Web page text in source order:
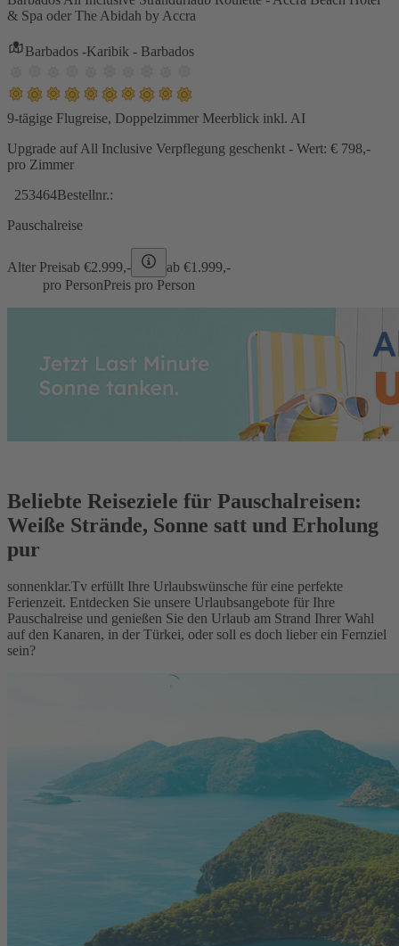
& Spa oder The Abidah by Accra
Barbados -Karibik - Barbados
9-tägige Flugreise, Doppelzimmer Meerblick inkl. AI
Upgrade auf All Inclusive Verpflegung geschenkt - Wert: € 798,-
pro Zimmer
253464Bestellnr.:
Pauschalreise
Alter Preisab €2.999,- ab €1.999,-
pro PersonPreis pro Person
Beliebte Reiseziele für Pauschalreisen:
Weiße Strände, Sonne satt und Erholung
pur
sonnenklar.Tv erfüllt Ihre Urlaubswünsche für eine perfekte
Ferienzeit. Entdecken Sie unsere Urlaubsangebote für Ihre
Pauschalreise und genießen Sie den Urlaub am Strand Ihrer Wahl
auf den Kanaren, in der Türkei, oder soll es doch lieber ein Fernziel
sein?